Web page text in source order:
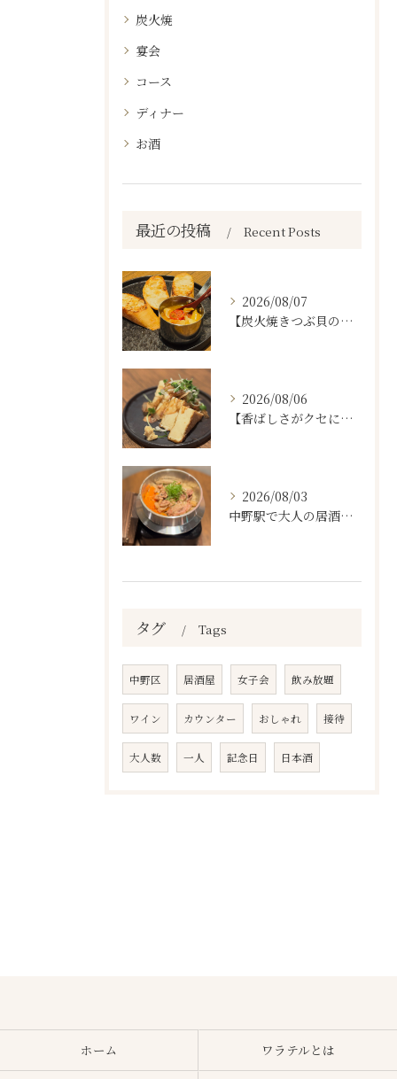
炭火焼
宴会
コース
ディナー
お酒
最近の投稿 Recent Posts
2026/08/07
【炭火焼きつぶ貝のスパニッシュアヒージョ🐚🔥】
2026/08/06
【香ばしさがクセになる。
2026/08/03
中野駅で大人の居酒屋をお探しならぜひワラテルへ！
タグ Tags
中野区 居酒屋 女子会 飲み放題
ワイン カウンター おしゃれ 接待
大人数 一人 記念日 日本酒
ホーム ワラテルとは